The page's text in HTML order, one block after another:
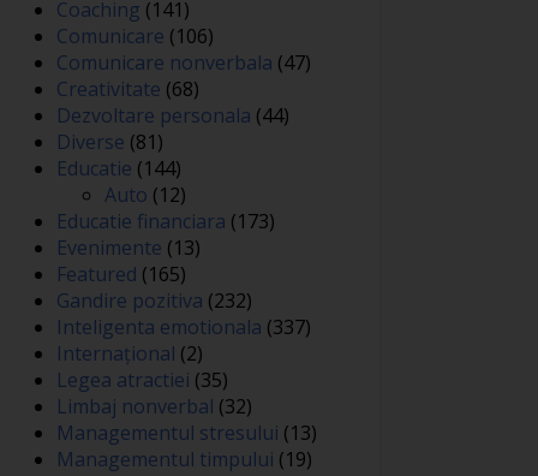
Coaching (141)
Comunicare (106)
Comunicare nonverbala (47)
Creativitate (68)
Dezvoltare personala (44)
Diverse (81)
Educatie (144)
Auto (12)
Educatie financiara (173)
Evenimente (13)
Featured (165)
Gandire pozitiva (232)
Inteligenta emotionala (337)
Internațional (2)
Legea atractiei (35)
Limbaj nonverbal (32)
Managementul stresului (13)
Managementul timpului (19)